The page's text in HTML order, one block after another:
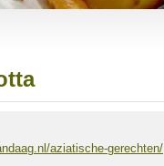
aziatische-gerechten/